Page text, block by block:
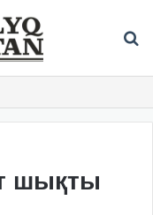
шықты